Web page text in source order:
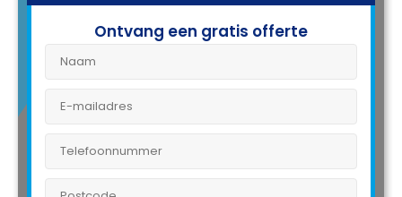
Ontvang een gratis offerte